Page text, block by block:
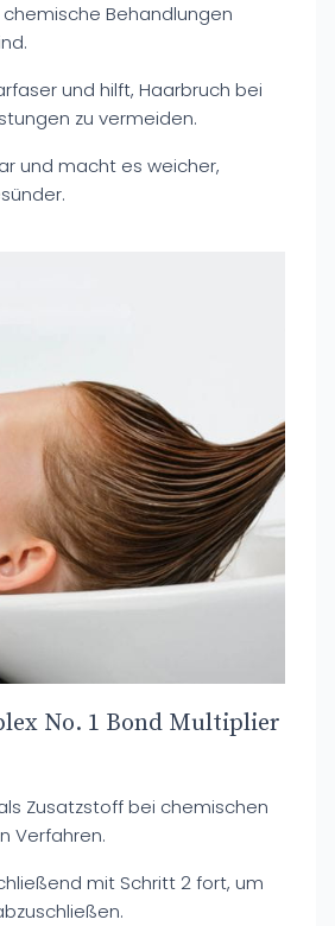
Behandlungen
und hilft, Haarbruch bei
zu vermeiden.
und macht es weicher,
No. 1 Bond Multiplier
Zusatzstoff bei chemischen
Verfahren.
mit Schritt 2 fort, um